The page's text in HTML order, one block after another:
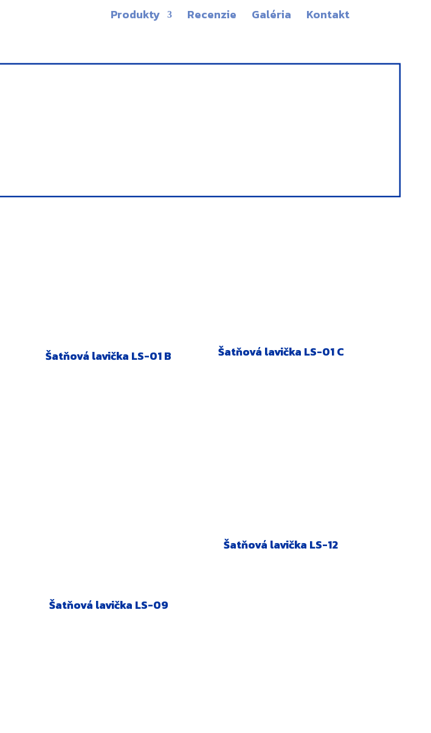
Produkty Recenzie Galéria Kontakt
Šatňová lavička LS-01 B Šatňová lavička LS-01 C
Šatňová lavička LS-09
Šatňová lavička LS-12